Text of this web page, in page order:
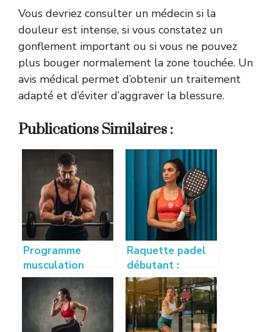
Vous devriez consulter un médecin si la
douleur est intense, si vous constatez un
gonflement important ou si vous ne pouvez
plus bouger normalement la zone touchée. Un
avis médical permet d’obtenir un traitement
adapté et d’éviter d’aggraver la blessure.
Publications Similaires :
Programme
musculation
débutant : guide
complet pour se
muscler
efficacement
Raquette padel
débutant :
comment bien
choisir sa
première
raquette ?